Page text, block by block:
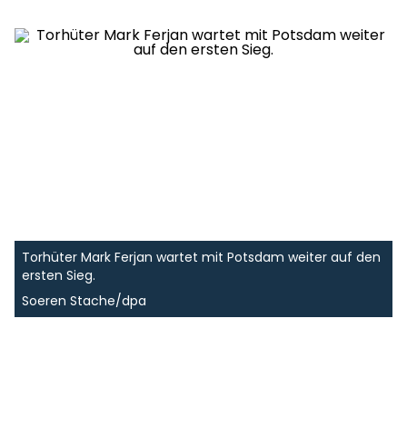
Torhüter Mark Ferjan wartet mit Potsdam weiter auf den
ersten Sieg.
Soeren Stache/dpa